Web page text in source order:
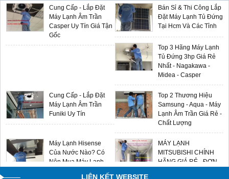
Cung Cấp - Lắp Đặt
Máy Lạnh Âm Trần
Casper Uy Tín Giá Tận
Gốc
Bán Sỉ & Thi Công Lắp
Đặt Máy Lạnh Tủ Đứng
Tại Hcm Và Các Tỉnh
Top 3 Hãng Máy Lạnh
Tủ Đứng 3hp Giá Rẻ
Nhất - Nagakawa -
Midea - Casper
Cung Cấp - Lắp Đặt
Máy Lạnh Âm Trần
Funiki Uy Tín
Top 2 Thương Hiệu
Samsung - Aqua - Máy
Lạnh Âm Trần Giá Rẻ -
Chất Lượng
Máy Lạnh Hisense
Của Nước Nào? Có
Nên Mua Máy Lạnh
MÁY LẠNH
MITSUBISHI CHÍNH
HÃNG GIÁ RẺ - ĐƠN
LIÊN KẾT WEBSITE